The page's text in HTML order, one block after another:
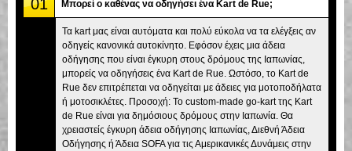
Τόκιο Σινάγαουα #1 Τόκιο Ακίχαμπαρα #1
Τόκιο Ακίχαμπαρα #2 Τόκιο Σιμπούγια
Τόκιο Σιμπούγια Annex Τόκιο Κόλπος
Τόκιο Ασακούσα Οσάκα
Οκινάουα
01 Μπορεί ο καθένας να οδηγήσει ένα Kart de Rue;
Τα kart μας είναι αυτόματα και πολύ εύκολα να τα ελέγξεις αν
οδηγείς κανονικά αυτοκίνητο. Εφόσον έχεις μια άδεια
οδήγησης που είναι έγκυρη στους δρόμους της Ιαπωνίας,
μπορείς να οδηγήσεις ένα Kart de Rue. Ωστόσο, το Kart de
Rue δεν επιτρέπεται να οδηγείται με άδειες για μοτοποδήλατα
ή μοτοσικλέτες. Προσοχή: Το custom-made go-kart της Kart
de Rue είναι για δημόσιους δρόμους στην Ιαπωνία. Θα
χρειαστείς έγκυρη άδεια οδήγησης Ιαπωνίας, Διεθνή Άδεια
Οδήγησης ή Άδεια SOFA για τις Αμερικανικές Δυνάμεις στην